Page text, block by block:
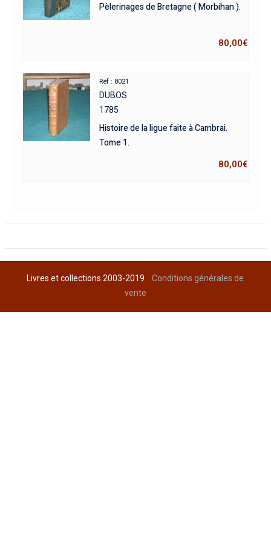
Pèlerinages de Bretagne ( Morbihan ).
80,00€
Réf : 8021
DUBOS
1785
Histoire de la ligue faite à Cambrai.
Tome 1.
80,00€
Livres et collections 2003-2019Conditions générales de
vente